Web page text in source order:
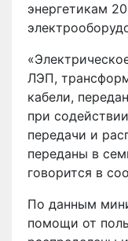
энергетикам
ЛЭП,
кабели,
при
передачи и
переданы в
говорится в
По данным
помощи от